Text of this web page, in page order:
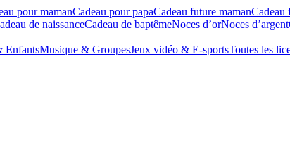
pour mamanCadeau pour papaCadeau future mamanCadeau
de naissanceCadeau de baptêmeNoces d’orNoces d’argent
EnfantsMusique & GroupesJeux vidéo & E-sportsToutes les